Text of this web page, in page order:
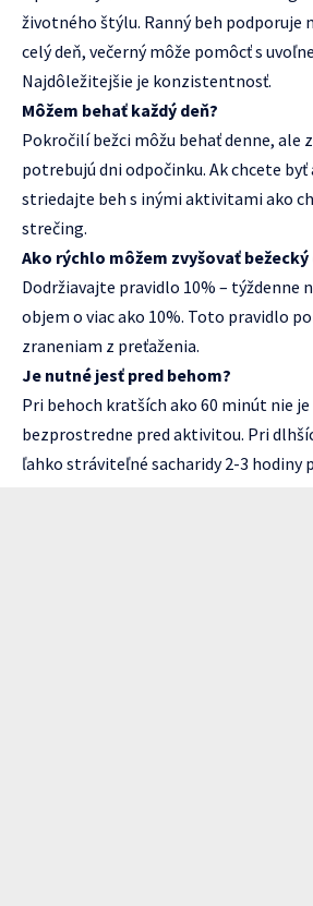
životného štýlu. Ranný beh podporuje
celý deň, večerný môže pomôcť s
Najdôležitejšie je konzistentnosť.
Môžem behať každý deň?
Pokročilí bežci môžu behať denne, ale
potrebujú dni odpočinku. Ak chcete
striedajte beh s inými aktivitami ako
strečing.
Ako rýchlo môžem zvyšovať bežecký
Dodržiavajte pravidlo 10% – týždenne
objem o viac ako 10%. Toto pravidlo
zraneniam z preťaženia.
Je nutné jesť pred behom?
Pri behoch kratších ako 60 minút nie
bezprostredne pred aktivitou. Pri
ľahko stráviteľné sacharidy 2-3 hodiny